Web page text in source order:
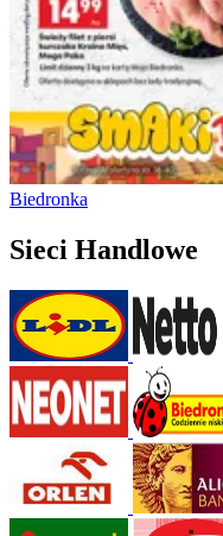
Biedronka
Sieci Handlowe